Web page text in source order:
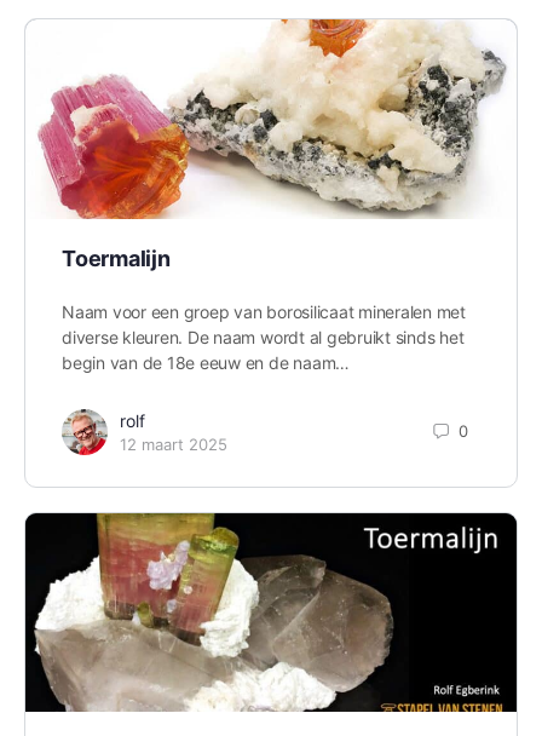
Toermalijn
Naam voor een groep van borosilicaat mineralen met
diverse kleuren. De naam wordt al gebruikt sinds het
begin van de 18e eeuw en de naam…
rolf
12 maart 2025
0